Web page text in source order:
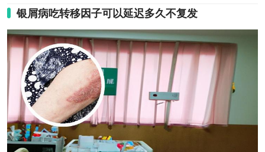
银屑病吃转移因子可以延迟多久不复发